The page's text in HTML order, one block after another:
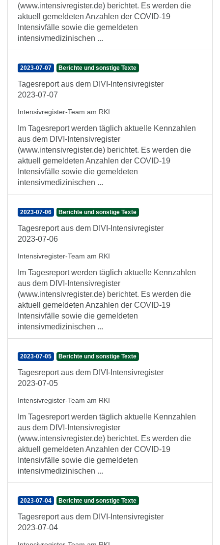
(www.intensivregister.de) berichtet. Es werden die
aktuell gemeldeten Anzahlen der COVID-19
Intensivfälle sowie die gemeldeten
intensivmedizinischen ...
2023-07-07 Berichte und sonstige Texte
Tagesreport aus dem DIVI-Intensivregister
2023-07-07
Intensivregister-Team am RKI
Im Tagesreport werden täglich aktuelle Kennzahlen
aus dem DIVI-Intensivregister
(www.intensivregister.de) berichtet. Es werden die
aktuell gemeldeten Anzahlen der COVID-19
Intensivfälle sowie die gemeldeten
intensivmedizinischen ...
2023-07-06 Berichte und sonstige Texte
Tagesreport aus dem DIVI-Intensivregister
2023-07-06
Intensivregister-Team am RKI
Im Tagesreport werden täglich aktuelle Kennzahlen
aus dem DIVI-Intensivregister
(www.intensivregister.de) berichtet. Es werden die
aktuell gemeldeten Anzahlen der COVID-19
Intensivfälle sowie die gemeldeten
intensivmedizinischen ...
2023-07-05 Berichte und sonstige Texte
Tagesreport aus dem DIVI-Intensivregister
2023-07-05
Intensivregister-Team am RKI
Im Tagesreport werden täglich aktuelle Kennzahlen
aus dem DIVI-Intensivregister
(www.intensivregister.de) berichtet. Es werden die
aktuell gemeldeten Anzahlen der COVID-19
Intensivfälle sowie die gemeldeten
intensivmedizinischen ...
2023-07-04 Berichte und sonstige Texte
Tagesreport aus dem DIVI-Intensivregister
2023-07-04